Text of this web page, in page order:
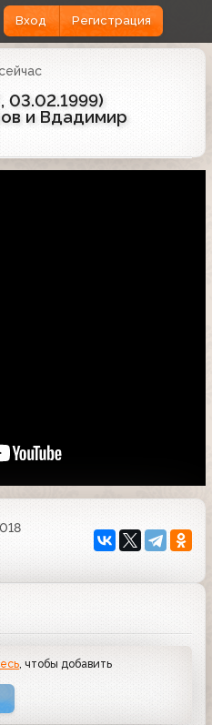
Вход Регистрация
03.02.1999)
и Вдадимир
, чтобы добавить